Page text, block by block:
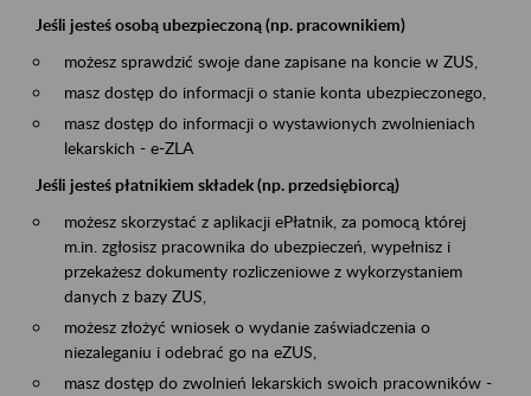
Jeśli jesteś osobą ubezpieczoną (np. pracownikiem)
możesz sprawdzić swoje dane zapisane na koncie w ZUS,
masz dostęp do informacji o stanie konta ubezpieczonego,
masz dostęp do informacji o wystawionych zwolnieniach
lekarskich - e-ZLA
Jeśli jesteś płatnikiem składek (np. przedsiębiorcą)
możesz skorzystać z aplikacji ePłatnik, za pomocą której
m.in. zgłosisz pracownika do ubezpieczeń, wypełnisz i
przekażesz dokumenty rozliczeniowe z wykorzystaniem
danych z bazy ZUS,
możesz złożyć wniosek o wydanie zaświadczenia o
niezaleganiu i odebrać go na eZUS,
masz dostęp do zwolnień lekarskich swoich pracowników -